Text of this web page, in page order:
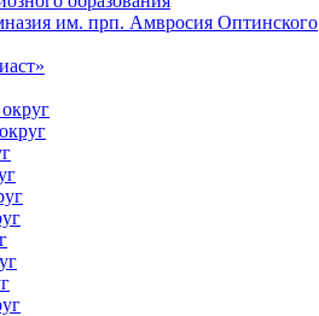
им. прп. Амвросия Оптинского